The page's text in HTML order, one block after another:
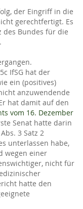
der Eingriff in die
gerechtfertigt. Es
des Bundes für die
IfSG hat der
ein (positives)
anzuwendende
hat damit auf den
vom 16. Dezember
Senat hatte darin
3 Satz 2
unterlassen habe,
wegen einer
nicht für
hatte den